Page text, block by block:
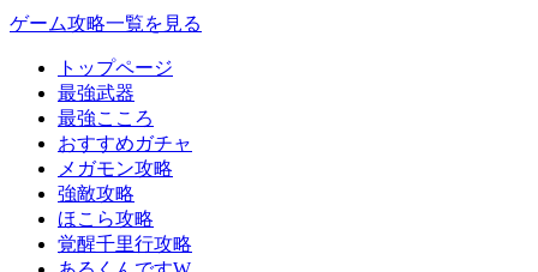
ゲーム攻略一覧を見る
トップページ
最強武器
最強こころ
おすすめガチャ
メガモン攻略
強敵攻略
ほこら攻略
覚醒千里行攻略